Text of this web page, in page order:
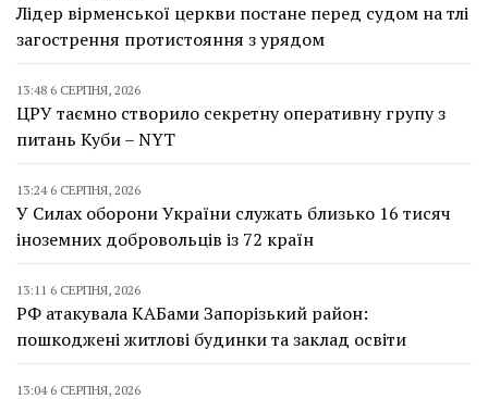
Лідер вірменської церкви постане перед судом на тлі
загострення протистояння з урядом
13:48 6 СЕРПНЯ, 2026
ЦРУ таємно створило секретну оперативну групу з
питань Куби – NYT
13:24 6 СЕРПНЯ, 2026
У Силах оборони України служать близько 16 тисяч
іноземних добровольців із 72 країн
13:11 6 СЕРПНЯ, 2026
РФ атакувала КАБами Запорізький район:
пошкоджені житлові будинки та заклад освіти
13:04 6 СЕРПНЯ, 2026